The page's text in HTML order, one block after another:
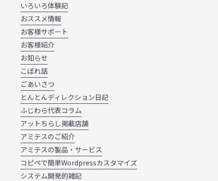
いろいろ体験記
おススメ情報
お客様サポート
お客様紹介
お知らせ
こぼれ話
ごあいさつ
とんとんディレクション日記
ふじわら代表コラム
アットちらし掲載店舗
アミテスのご紹介
アミテスの製品・サービス
コピペで簡単Wordpressカスタマイズ
システム開発的雑記